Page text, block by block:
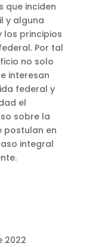
que inciden
y alguna
los principios
Por tal
no solo
interesan
federal y
el
sobre la
postulan en
integral
2022